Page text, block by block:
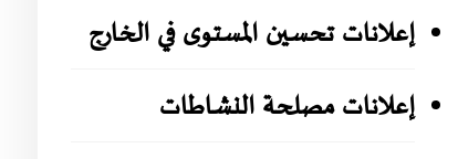
إعلانات تحسين المستوى في الخارج
إعلانات مصلحة النشاطات